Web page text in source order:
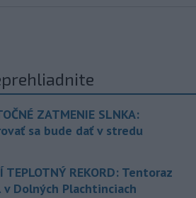
ZATMENIE SLNKA:
sa bude dať v stredu
TEPLOTNÝ REKORD: Tentoraz
v Dolných Plachtinciach